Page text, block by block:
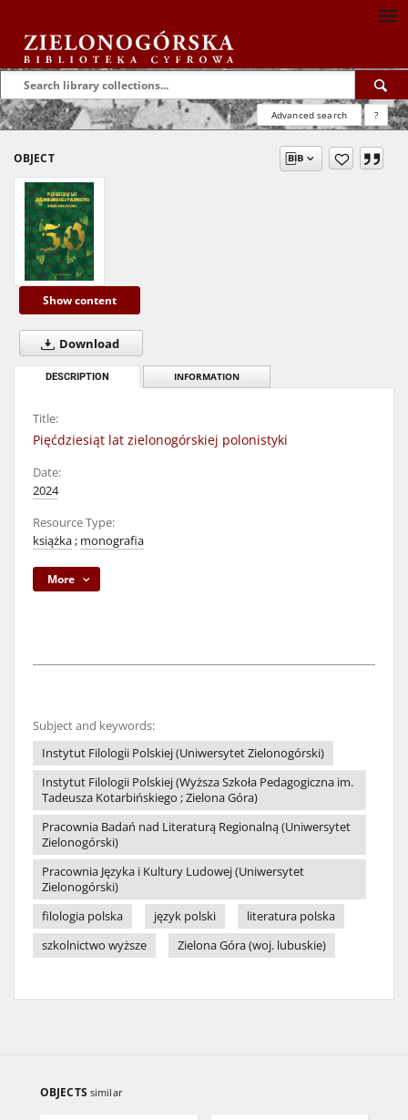
Advanced search ?
OBJECT
Show content
Download
DESCRIPTION INFORMATION
Title:
Pięćdziesiąt lat zielonogórskiej polonistyki
Date:
2024
Resource Type:
książka; monografia
More
Subject and keywords:
Instytut Filologii Polskiej (Uniwersytet Zielonogórski)
Instytut Filologii Polskiej (Wyższa Szkoła Pedagogiczna im.
Tadeusza Kotarbińskiego ; Zielona Góra)
Pracownia Badań nad Literaturą Regionalną (Uniwersytet
Zielonogórski)
Pracownia Języka i Kultury Ludowej (Uniwersytet
Zielonogórski)
filologia polska
język polski
literatura polska
szkolnictwo wyższe
Zielona Góra (woj. lubuskie)
OBJECTS similar